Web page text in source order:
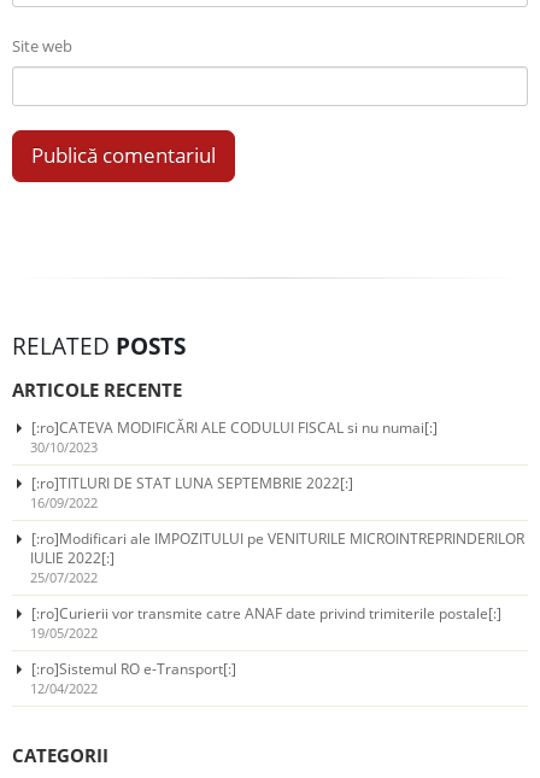
Site web
RELATED POSTS
ARTICOLE RECENTE
[:ro]CATEVA MODIFICĂRI ALE CODULUI FISCAL si nu numai[:]
30/10/2023
[:ro]TITLURI DE STAT LUNA SEPTEMBRIE 2022[:]
16/09/2022
[:ro]Modificari ale IMPOZITULUI pe VENITURILE MICROINTREPRINDERILOR
IULIE 2022[:]
25/07/2022
[:ro]Curierii vor transmite catre ANAF date privind trimiterile postale[:]
19/05/2022
[:ro]Sistemul RO e-Transport[:]
12/04/2022
CATEGORII